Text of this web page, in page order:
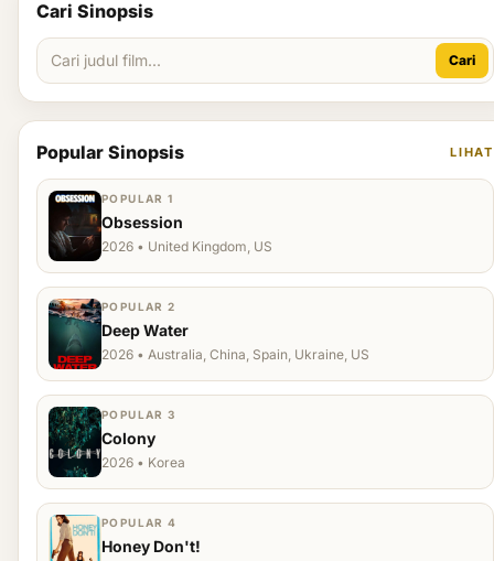
Cari Sinopsis
Cari
Popular Sinopsis LIHAT
POPULAR 1
Obsession
2026 • United Kingdom, US
POPULAR 2
Deep Water
2026 • Australia, China, Spain, Ukraine, US
POPULAR 3
Colony
2026 • Korea
POPULAR 4
Honey Don't!